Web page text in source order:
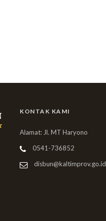
KONTAK KAMI
Alamat: Jl. MT Haryono
0541-736852
disbun@kaltimprov.go.id